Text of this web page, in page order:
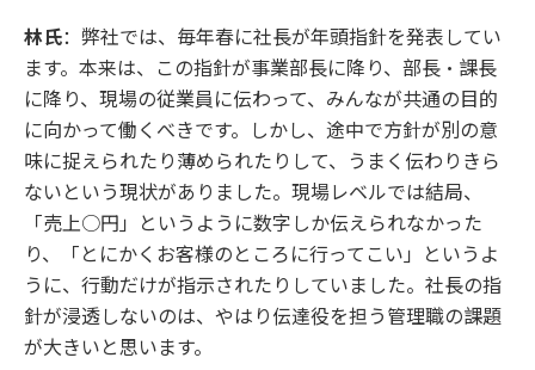
林氏：弊社では、毎年春に社長が年頭指針を発表してい
ます。本来は、この指針が事業部長に降り、部長・課長
に降り、現場の従業員に伝わって、みんなが共通の目的
に向かって働くべきです。しかし、途中で方針が別の意
味に捉えられたり薄められたりして、うまく伝わりきら
ないという現状がありました。現場レベルでは結局、
「売上○円」というように数字しか伝えられなかった
り、「とにかくお客様のところに行ってこい」というよ
うに、行動だけが指示されたりしていました。社長の指
針が浸透しないのは、やはり伝達役を担う管理職の課題
が大きいと思います。